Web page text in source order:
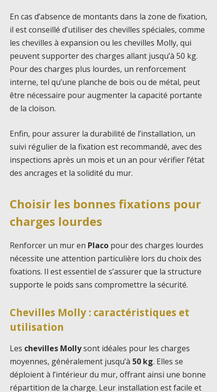
En cas d’absence de montants dans la zone de fixation,
il est conseillé d’utiliser des chevilles spéciales, comme
les chevilles à expansion ou les chevilles Molly, qui
peuvent supporter des charges allant jusqu’à 50 kg.
Pour des charges plus lourdes, un renforcement
interne, tel qu’une planche de bois ou de métal, peut
être nécessaire pour augmenter la capacité portante
de la cloison.
Enfin, pour assurer la durabilité de l’installation, un
suivi régulier de la fixation est recommandé, avec des
inspections après un mois et un an pour vérifier l’état
des ancrages et la solidité du mur.
Choisir les bonnes fixations pour
charges lourdes
Renforcer un mur en Placo pour des charges lourdes
nécessite une attention particulière lors du choix des
fixations. Il est essentiel de s’assurer que la structure
supporte le poids sans compromettre la sécurité.
Chevilles Molly : caractéristiques et
utilisation
Les chevilles Mollysont idéales pour les charges
moyennes, généralement jusqu’à 50 kg. Elles se
déploient à l’intérieur du mur, offrant ainsi une bonne
répartition de la charge. Leur installation est facile et